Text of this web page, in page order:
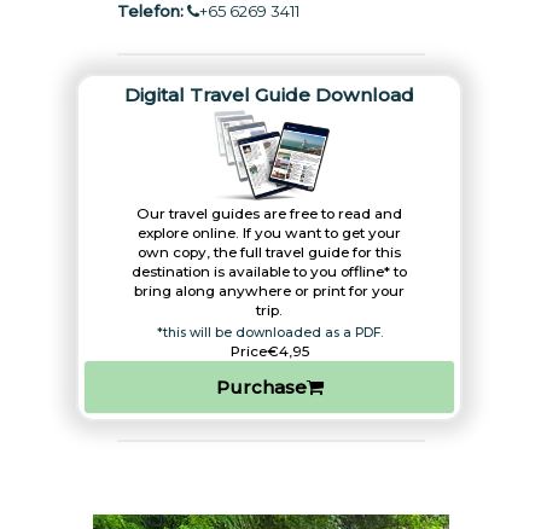
Telefon:
+65 6269 3411
Digital Travel Guide Download
Our travel guides are free to read and
explore online. If you want to get your
own copy, the full travel guide for this
destination is available to you offline* to
bring along anywhere or print for your
trip.​
*this will be downloaded as a PDF.
Price€4,95
Purchase